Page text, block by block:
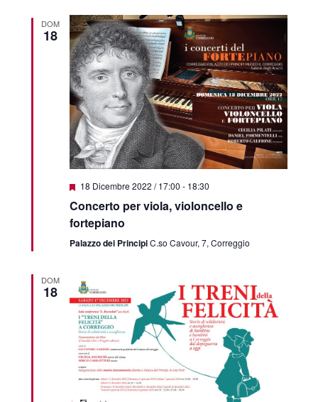
DOM
18
Featured
18 Dicembre 2022 / 17:00 - 18:30
Concerto per viola, violoncello e
fortepiano
Palazzo dei PrincipiC.so Cavour, 7, Correggio
DOM
18